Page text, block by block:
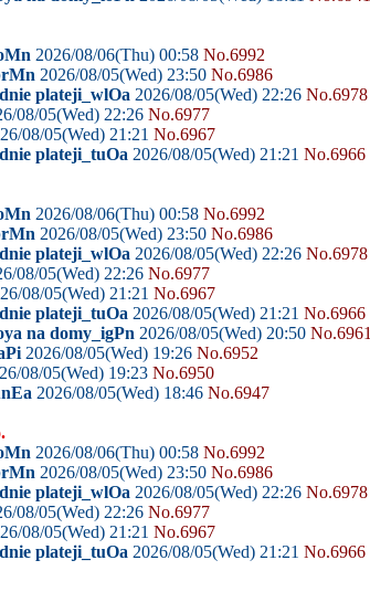
2026/08/06(Thu) 00:58 No.6992
2026/08/05(Wed) 23:50 No.6986
plateji_wlOa 2026/08/05(Wed) 22:26 No.6978
08/05(Wed) 22:26 No.6977
08/05(Wed) 21:21 No.6967
plateji_tuOa 2026/08/05(Wed) 21:21 No.6966
2026/08/06(Thu) 00:58 No.6992
2026/08/05(Wed) 23:50 No.6986
plateji_wlOa 2026/08/05(Wed) 22:26 No.6978
08/05(Wed) 22:26 No.6977
08/05(Wed) 21:21 No.6967
plateji_tuOa 2026/08/05(Wed) 21:21 No.6966
na domy_igPn 2026/08/05(Wed) 20:50 No.6961
2026/08/05(Wed) 19:26 No.6952
08/05(Wed) 19:23 No.6950
2026/08/05(Wed) 18:46 No.6947
2026/08/06(Thu) 00:58 No.6992
2026/08/05(Wed) 23:50 No.6986
plateji_wlOa 2026/08/05(Wed) 22:26 No.6978
08/05(Wed) 22:26 No.6977
08/05(Wed) 21:21 No.6967
plateji_tuOa 2026/08/05(Wed) 21:21 No.6966